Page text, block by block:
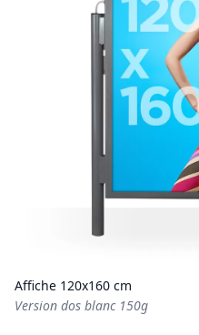
Affiche 120x160 cm
Version dos blanc 150g